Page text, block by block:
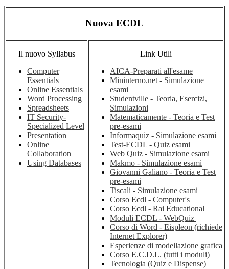
Nuova ECDL
Il nuovo Syllabus
Computer
Essentials
Online Essentials
Word Processing
Spreadsheets
IT Security-
Specialized Level
Presentation
Online
Collaboration
Using Databases
Link Utili
AICA-Preparati all'esame
Mininterno.net - Simulazione
esami
Studentville - Teoria, Esercizi,
Simulazioni
Matematicamente - Teoria e Test
pre-esami
Informaquiz - Simulazione esami
Test-ECDL - Quiz esami
Web Quiz - Simulazione esami
Makmo - Simulazione esami
Giovanni Galiano - Teoria e Test
pre-esami
Tiscali - Simulazione esami
Corso Ecdl - Computer's
Corso Ecdl - Rai Educational
Moduli ECDL - WebQuiz
Corso di Word - Eispleon (richiede
Internet Explorer)
Esperienze di modellazione grafica
Corso E.C.D.L. (tutti i moduli)
Tecnologia (Quiz e Dispense)